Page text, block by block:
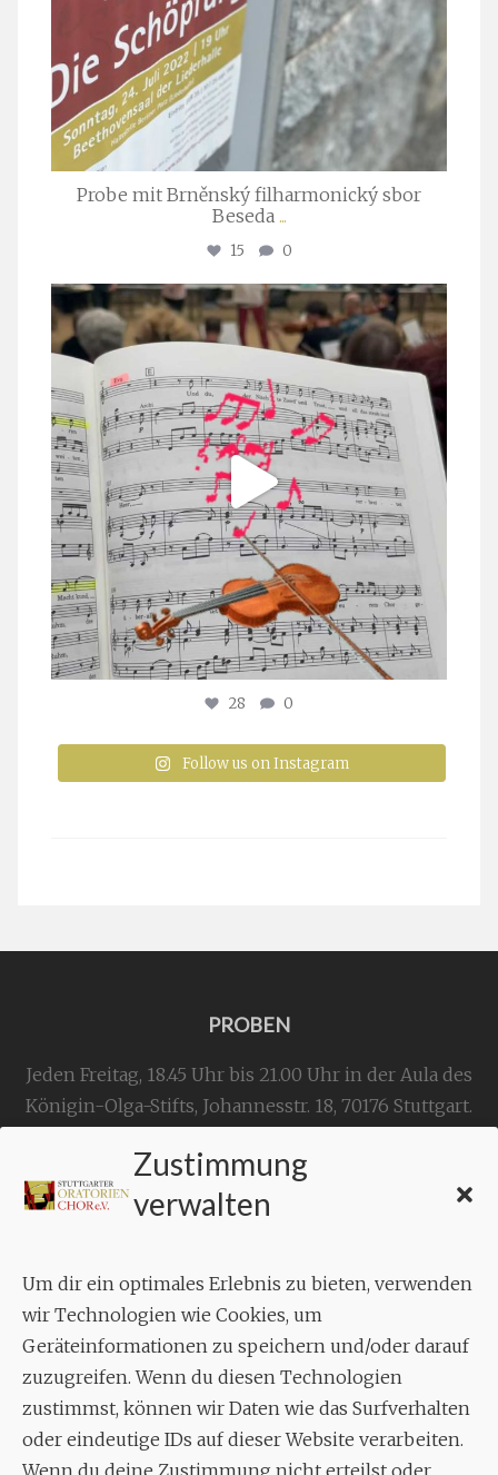
Zustimmung
verwalten
Um dir ein optimales Erlebnis zu bieten, verwenden
wir Technologien wie Cookies, um
Geräteinformationen zu speichern und/oder darauf
zuzugreifen. Wenn du diesen Technologien
zustimmst, können wir Daten wie das Surfverhalten
oder eindeutige IDs auf dieser Website verarbeiten.
Wenn du deine Zustimmung nicht erteilst oder
Probe mit Brněnský filharmonický sbor
Beseda ...
15 0
stuttgarter_oratorienchor
Juli 23
28 0
Follow us on Instagram
PROBEN
Jeden Freitag, 18.45 Uhr bis 21.00 Uhr in der Aula des
Königin-Olga-Stifts, Johannesstr. 18, 70176 Stuttgart.
KONTAKT
Geschäftsstelle:
Aixheimer Str. 18
70619 Stuttgart
MUSIK
Musikalischer Leiter:
Enrico Trummer